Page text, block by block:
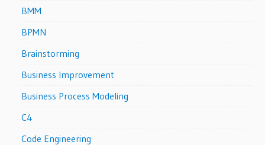
BMM
BPMN
Brainstorming
Business Improvement
Business Process Modeling
C4
Code Engineering